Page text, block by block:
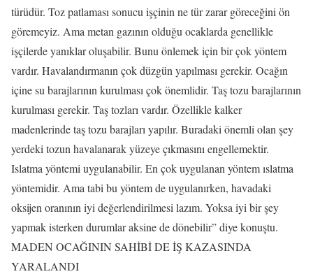
türüdür. Toz patlaması sonucu işçinin ne tür zarar göreceğini ön
göremeyiz. Ama metan gazının olduğu ocaklarda genellikle
işçilerde yanıklar oluşabilir. Bunu önlemek için bir çok yöntem
vardır. Havalandırmanın çok düzgün yapılması gerekir. Ocağın
içine su barajlarının kurulması çok önemlidir. Taş tozu barajlarının
kurulması gerekir. Taş tozları vardır. Özellikle kalker
madenlerinde taş tozu barajları yapılır. Buradaki önemli olan şey
yerdeki tozun havalanarak yüzeye çıkmasını engellemektir.
Islatma yöntemi uygulanabilir. En çok uygulanan yöntem ıslatma
yöntemidir. Ama tabi bu yöntem de uygulanırken, havadaki
oksijen oranının iyi değerlendirilmesi lazım. Yoksa iyi bir şey
yapmak isterken durumlar aksine de dönebilir” diye konuştu.
MADEN OCAĞININ SAHİBİ DE İŞ KAZASINDA
YARALANDI